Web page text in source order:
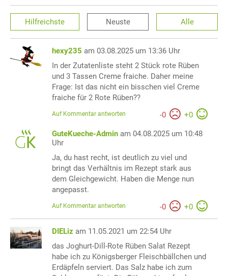
Hilfreichste Neuste Alle
hexy235 am 03.08.2025 um 13:36 Uhr
In der Zutatenliste steht 2 Stück rote Rüben
und 3 Tassen Creme fraiche. Daher meine
Frage: Ist das nicht ein bisschen viel Creme
fraiche für 2 Rote Rüben??
-0 +0
Auf Kommentar antworten
GuteKueche-Admin am 04.08.2025 um 10:48
Uhr
Ja, du hast recht, ist deutlich zu viel und
bringt das Verhältnis im Rezept stark aus
dem Gleichgewicht. Haben die Menge nun
angepasst.
-0 +0
Auf Kommentar antworten
DIELiz am 11.05.2021 um 22:54 Uhr
das Joghurt-Dill-Rote Rüben Salat Rezept
habe ich zu Königsberger Fleischbällchen und
Erdäpfeln serviert. Das Salz habe ich zum